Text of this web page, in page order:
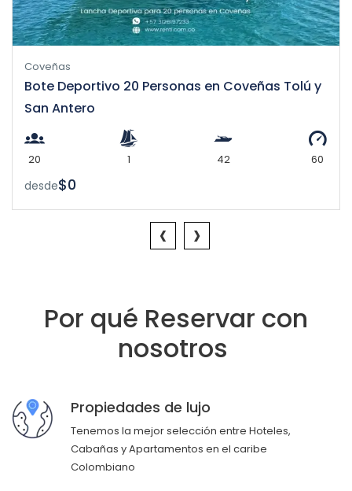
Coveñas
Bote Deportivo 20 Personas en Coveñas Tolú y
San Antero
20 1 42 60
desde$0
‹ ›
Por qué Reservar con
nosotros
Propiedades de lujo
Tenemos la mejor selección entre Hoteles,
Cabañas y Apartamentos en el caribe
Colombiano